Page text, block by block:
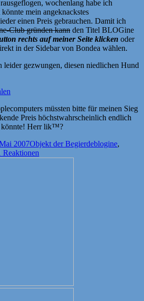
wochenlang habe ich
mein angeknackstes
einen Preis gebrauchen. Damit ich
Club gründen kann den Titel BLOGine
rechts auf meiner Seite klicken oder
in der Sidebar von Bondea wählen.
leider gezwungen, diesen niedlichen Hund
müssten bitte für meinen Sieg
Preis höchstwahrscheinlich endlich
könnte! Herr lik™?
2007Kategorien
Objekt der BegierdeSchlagwörter
blogine,
Reaktionen